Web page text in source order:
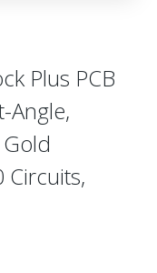
Plus PCB
Angle,
Circuits,